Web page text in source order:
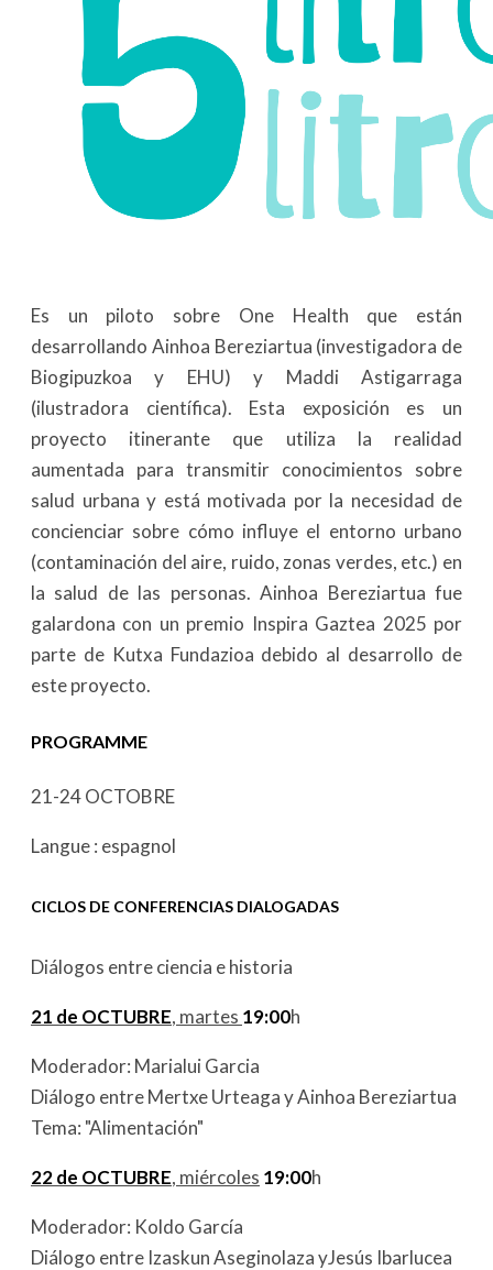
Es un piloto sobre One Health que están
desarrollando Ainhoa Bereziartua (investigadora de
Biogipuzkoa y EHU) y Maddi Astigarraga
(ilustradora científica). Esta exposición es un
proyecto itinerante que utiliza la realidad
aumentada para transmitir conocimientos sobre
salud urbana y está motivada por la necesidad de
concienciar sobre cómo influye el entorno urbano
(contaminación del aire, ruido, zonas verdes, etc.) en
la salud de las personas. Ainhoa Bereziartua fue
galardona con un premio Inspira Gaztea 2025 por
parte de Kutxa Fundazioa debido al desarrollo de
este proyecto.
PROGRAMME
21-24 OCTOBRE
Langue : espagnol
CICLOS DE CONFERENCIAS DIALOGADAS
Diálogos entre ciencia e historia
21 de OCTUBRE, martes 19:00h
Moderador: Marialui Garcia
Diálogo entre Mertxe Urteaga y Ainhoa Bereziartua
Tema: "Alimentación"
22 de OCTUBRE, miércoles 19:00h
Moderador: Koldo García
Diálogo entre Izaskun Aseginolaza yJesús Ibarlucea